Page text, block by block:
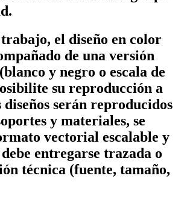
el diseño en color
de una versión
y negro o escala de
su reproducción a
serán reproducidos
y materiales, se
vectorial escalable y
entregarse trazada o
técnica (fuente, tamaño,